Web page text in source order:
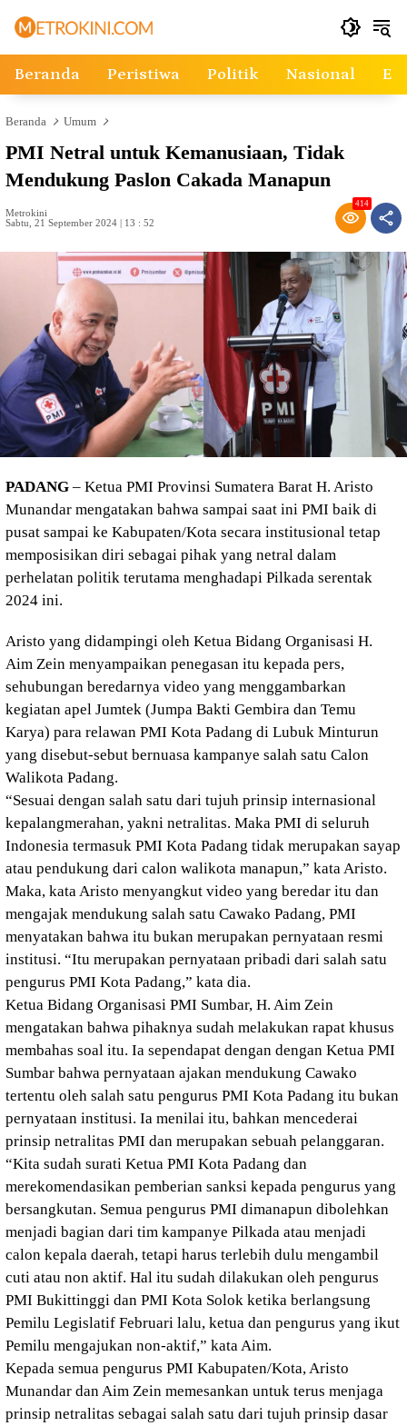
Beranda Peristiwa Politik Nasional
Beranda Umum
PMI Netral untuk Kemanusiaan, Tidak
Mendukung Paslon Cakada Manapun
Metrokini
Sabtu, 21 September 2024 | 13 : 52
414
PADANG – Ketua PMI Provinsi Sumatera Barat H. Aristo
Munandar mengatakan bahwa sampai saat ini PMI baik di
pusat sampai ke Kabupaten/Kota secara institusional tetap
memposisikan diri sebagai pihak yang netral dalam
perhelatan politik terutama menghadapi Pilkada serentak
2024 ini.
Aristo yang didampingi oleh Ketua Bidang Organisasi H.
Aim Zein menyampaikan penegasan itu kepada pers,
sehubungan beredarnya video yang menggambarkan
kegiatan apel Jumtek (Jumpa Bakti Gembira dan Temu
Karya) para relawan PMI Kota Padang di Lubuk Minturun
yang disebut-sebut bernuasa kampanye salah satu Calon
Walikota Padang.
“Sesuai dengan salah satu dari tujuh prinsip internasional
kepalangmerahan, yakni netralitas. Maka PMI di seluruh
Indonesia termasuk PMI Kota Padang tidak merupakan sayap
atau pendukung dari calon walikota manapun,” kata Aristo.
Maka, kata Aristo menyangkut video yang beredar itu dan
mengajak mendukung salah satu Cawako Padang, PMI
menyatakan bahwa itu bukan merupakan pernyataan resmi
institusi. “Itu merupakan pernyataan pribadi dari salah satu
pengurus PMI Kota Padang,” kata dia.
Ketua Bidang Organisasi PMI Sumbar, H. Aim Zein
mengatakan bahwa pihaknya sudah melakukan rapat khusus
membahas soal itu. Ia sependapat dengan dengan Ketua PMI
Sumbar bahwa pernyataan ajakan mendukung Cawako
tertentu oleh salah satu pengurus PMI Kota Padang itu bukan
pernyataan institusi. Ia menilai itu, bahkan mencederai
prinsip netralitas PMI dan merupakan sebuah pelanggaran.
“Kita sudah surati Ketua PMI Kota Padang dan
merekomendasikan pemberian sanksi kepada pengurus yang
bersangkutan. Semua pengurus PMI dimanapun dibolehkan
menjadi bagian dari tim kampanye Pilkada atau menjadi
calon kepala daerah, tetapi harus terlebih dulu mengambil
cuti atau non aktif. Hal itu sudah dilakukan oleh pengurus
PMI Bukittinggi dan PMI Kota Solok ketika berlangsung
Pemilu Legislatif Februari lalu, ketua dan pengurus yang ikut
Pemilu mengajukan non-aktif,” kata Aim.
Kepada semua pengurus PMI Kabupaten/Kota, Aristo
Munandar dan Aim Zein memesankan untuk terus menjaga
prinsip netralitas sebagai salah satu dari tujuh prinsip dasar